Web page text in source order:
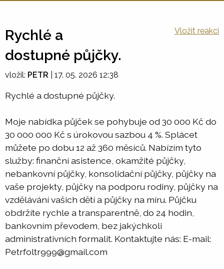
Rychlé a
dostupné půjčky.
Vložit reakci
vložil: PETR 17. 05. 2026 12:38
Rychlé a dostupné půjčky.
Moje nabídka půjček se pohybuje od 30 000 Kč do
30 000 000 Kč s úrokovou sazbou 4 %. Splácet
můžete po dobu 12 až 360 měsíců. Nabízím tyto
služby: finanční asistence, okamžité půjčky,
nebankovní půjčky, konsolidační půjčky, půjčky na
vaše projekty, půjčky na podporu rodiny, půjčky na
vzdělávání vašich dětí a půjčky na míru. Půjčku
obdržíte rychle a transparentně, do 24 hodin,
bankovním převodem, bez jakýchkoli
administrativních formalit. Kontaktujte nás: E-mail:
Petrfoltr999@gmail.com